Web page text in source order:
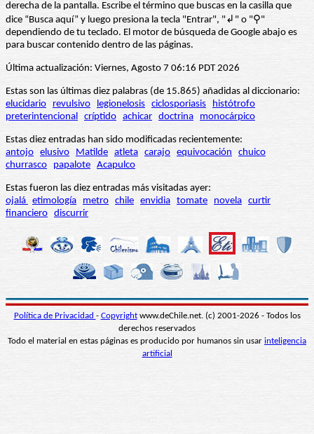
derecha de la pantalla. Escribe el término que buscas en la casilla que
dice “Busca aquí” y luego presiona la tecla "Entrar", "↲" o "⚲"
dependiendo de tu teclado. El motor de búsqueda de Google abajo es
para buscar contenido dentro de las páginas.
Última actualización: Viernes, Agosto 7 06:16 PDT 2026
Estas son las últimas diez palabras (de 15.865) añadidas al diccionario:
elucidario
revulsivo legionelosis ciclosporiasis
histótrofo
preterintencional críptido achicar doctrina monocárpico
Estas diez entradas han sido modificadas recientemente:
antojo elusivo Matilde atleta carajo equivocación
chuico
churrasco
papalote Acapulco
Estas fueron las diez entradas más visitadas ayer:
ojalá etimología metro chile envidia tomate novela curtir
financiero discurrir
Política de Privacidad - Copyrightwww.deChile.net. (c) 2001-2026 - Todos los
derechos reservados
Todo el material en estas páginas es producido por humanos sin usar inteligencia
artificial